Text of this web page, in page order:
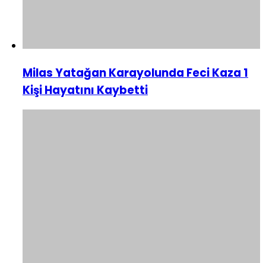
Milas Yatağan Karayolunda Feci Kaza 1
Kişi Hayatını Kaybetti